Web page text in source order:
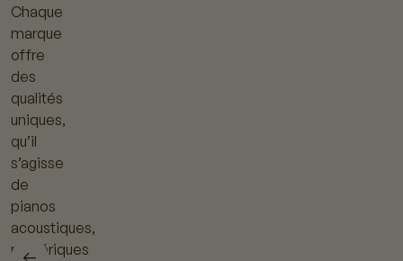
Chaque
marque
offre
des
qualités
uniques,
qu’il
s’agisse
de
pianos
acoustiques,
numériques